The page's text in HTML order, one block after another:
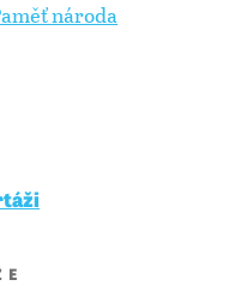
národa